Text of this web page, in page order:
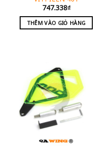
747.338₫
THÊM VÀO GIỎ HÀNG